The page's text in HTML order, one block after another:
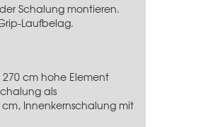
Schalung montieren.
Laufbelag.
cm hohe Element
als
Innenkernschalung mit